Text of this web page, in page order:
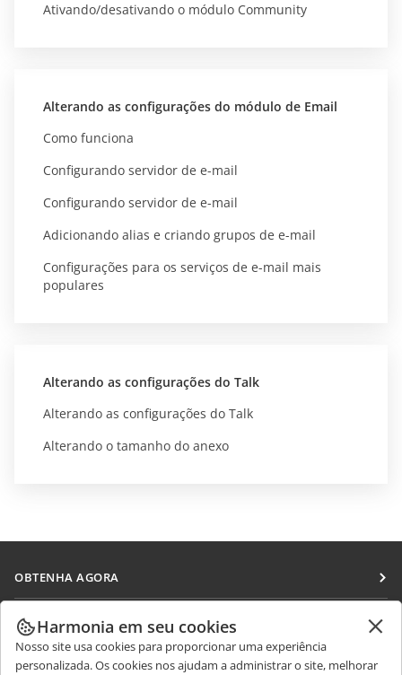
Ativando/desativando o módulo Community
Alterando as configurações do módulo de Email
Como funciona
Configurando servidor de e-mail
Configurando servidor de e-mail
Adicionando alias e criando grupos de e-mail
Configurações para os serviços de e-mail mais
populares
Alterando as configurações do Talk
Alterando as configurações do Talk
Alterando o tamanho do anexo
OBTENHA AGORA
Docs
DocSpace
Workspace
COLABORAR
Para colaboradores
RECEBA NOTÍCIAS
Harmonia em seu cookies
Nosso site usa cookies para proporcionar uma experiência
personalizada. Os cookies nos ajudam a administrar o site, melhorar